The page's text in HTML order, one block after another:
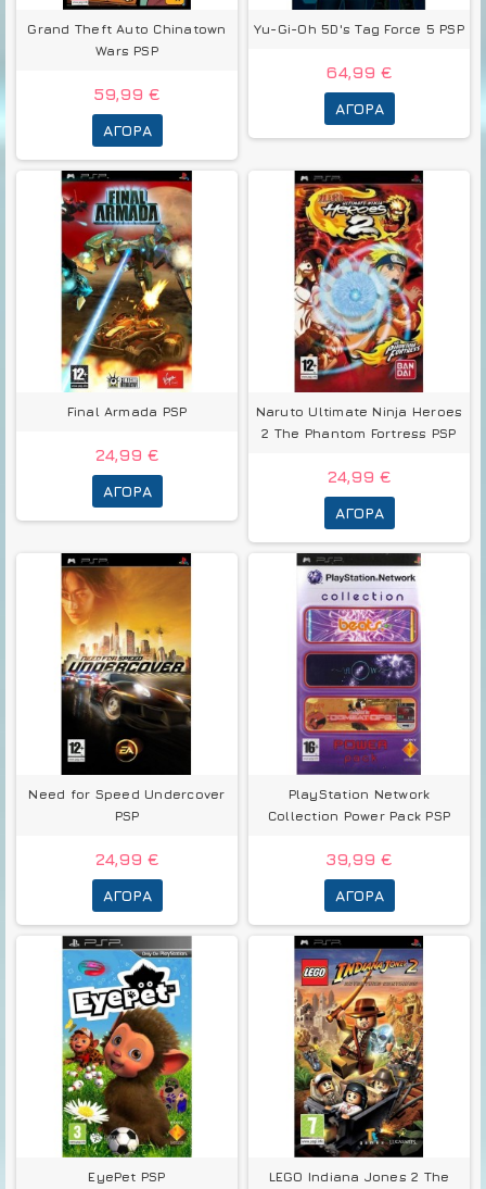
Grand Theft Auto Chinatown
Wars PSP
59,99 €
ΑΓΟΡΆ
Yu-Gi-Oh 5D's Tag Force 5 PSP
64,99 €
ΑΓΟΡΆ
Final Armada PSP
24,99 €
ΑΓΟΡΆ
Naruto Ultimate Ninja Heroes
2 The Phantom Fortress PSP
24,99 €
ΑΓΟΡΆ
Need for Speed Undercover
PSP
24,99 €
ΑΓΟΡΆ
PlayStation Network
Collection Power Pack PSP
39,99 €
ΑΓΟΡΆ
EyePet PSP
LEGO Indiana Jones 2 The